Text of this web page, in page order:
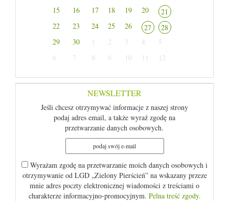
15
16 17 18 19 20
21
22
23 24 25 26 27
28
29
30 1 2 3 4
5
6
7 8 9 10 11 12
NEWSLETTER
Jeśli chcesz otrzymywać informacje z naszej strony
podaj adres email, a także wyraź zgodę na
przetwarzanie danych osobowych.
Wyrażam zgodę na przetwarzanie moich danych osobowych i
otrzymywanie od LGD „Zielony Pierścień” na wskazany przeze
mnie adres poczty elektronicznej wiadomości z treściami o
charakterze informacyjno-promocyjnym. Pelna treść zgody.